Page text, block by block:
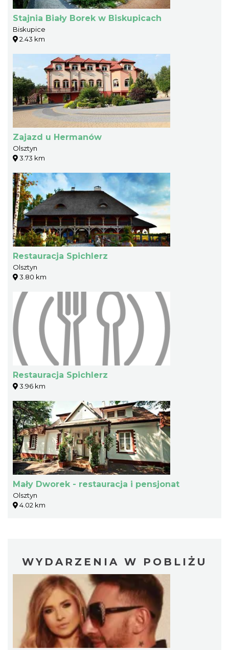
Stajnia Biały Borek w Biskupicach
Biskupice
2.43 km
Zajazd u Hermanów
Olsztyn
3.73 km
Restauracja Spichlerz
Olsztyn
3.80 km
Restauracja Spichlerz
3.96 km
Mały Dworek - restauracja i pensjonat
Olsztyn
4.02 km
WYDARZENIA W POBLIŻU